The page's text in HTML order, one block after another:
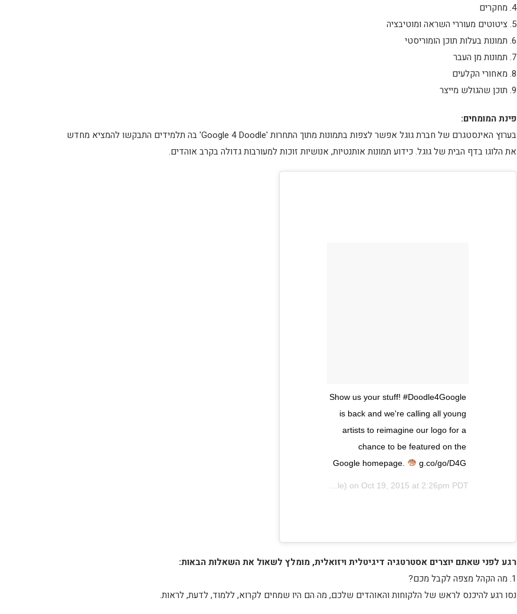
4. מחקרים
5. ציטוטים מעוררי השראה ומוטיבציה
6. תמונות בעלות תוכן הומוריסטי
7. תמונות מן העבר
8. מאחורי הקלעים
9. תוכן שהגולש מייצר
פינת המומחים:
בערוץ האינסטגרם של חברת גוגל אפשר לצפות בתמונות מתוך התחרות 'Google 4 Doodle' בה תלמידים התבקשו להמציא מחדש
את הלוגו בדף הבית של גוגל. כידוע תמונות אותנטיות, אנושיות זוכות למעורבות גדולה בקרב אוהדים.
Show us your stuff! #Doodle4Google
is back and we're calling all young
artists to reimagine our logo for a
chance to be featured on the
Google homepage.
g.co/go/D4G
Oct 19, 2015 at 2:26pm PDT
רגע לפני שאתם יוצרים אסטרטגיה דיגיטלית ויזואלית, מומלץ לשאול את השאלות הבאות:
1. מה הקהל מצפה לקבל מכם?
נסו רגע להיכנס לראש של הלקוחות והאוהדים שלכם, מה הם היו שמחים לקרוא, ללמוד, לדעת, לראות.